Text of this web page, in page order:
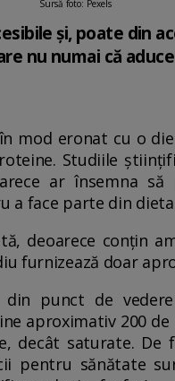
Sursă foto: Pexels
și, poate din
nu numai că
mod eronat cu o
Studiile
ar însemna
a face parte din
deoarece conțin
furnizează doar
punct de
aproximativ 200
decât saturate. De
pentru sănătate